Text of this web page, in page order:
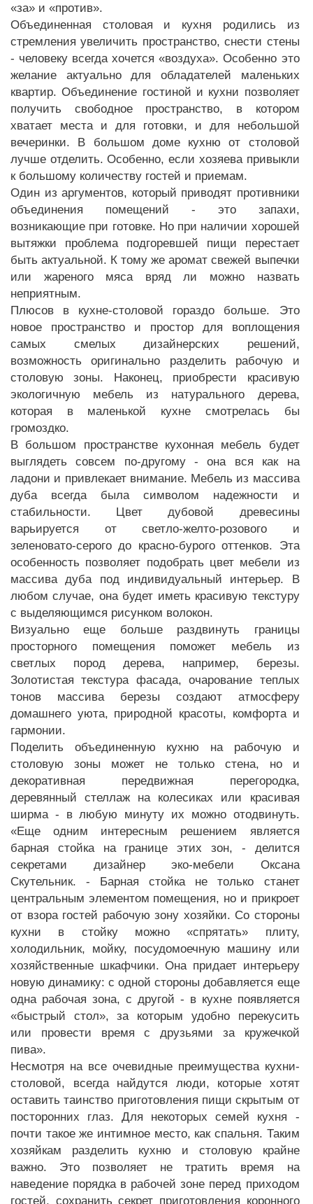
«за» и «против».
Объединенная столовая и кухня родились из
стремления увеличить пространство, снести стены
- человеку всегда хочется «воздуха». Особенно это
желание актуально для обладателей маленьких
квартир. Объединение гостиной и кухни позволяет
получить свободное пространство, в котором
хватает места и для готовки, и для небольшой
вечеринки. В большом доме кухню от столовой
лучше отделить. Особенно, если хозяева привыкли
к большому количеству гостей и приемам.
Один из аргументов, который приводят противники
объединения помещений - это запахи,
возникающие при готовке. Но при наличии хорошей
вытяжки проблема подгоревшей пищи перестает
быть актуальной. К тому же аромат свежей выпечки
или жареного мяса вряд ли можно назвать
неприятным.
Плюсов в кухне-столовой гораздо больше. Это
новое пространство и простор для воплощения
самых смелых дизайнерских решений,
возможность оригинально разделить рабочую и
столовую зоны. Наконец, приобрести красивую
экологичную мебель из натурального дерева,
которая в маленькой кухне смотрелась бы
громоздко.
В большом пространстве кухонная мебель будет
выглядеть совсем по-другому - она вся как на
ладони и привлекает внимание. Мебель из массива
дуба всегда была символом надежности и
стабильности. Цвет дубовой древесины
варьируется от светло-желто-розового и
зеленовато-серого до красно-бурого оттенков. Эта
особенность позволяет подобрать цвет мебели из
массива дуба под индивидуальный интерьер. В
любом случае, она будет иметь красивую текстуру
с выделяющимся рисунком волокон.
Визуально еще больше раздвинуть границы
просторного помещения поможет мебель из
светлых пород дерева, например, березы.
Золотистая текстура фасада, очарование теплых
тонов массива березы создают атмосферу
домашнего уюта, природной красоты, комфорта и
гармонии.
Поделить объединенную кухню на рабочую и
столовую зоны может не только стена, но и
декоративная передвижная перегородка,
деревянный стеллаж на колесиках или красивая
ширма - в любую минуту их можно отодвинуть.
«Еще одним интересным решением является
барная стойка на границе этих зон, - делится
секретами дизайнер эко-мебели Оксана
Скутельник. - Барная стойка не только станет
центральным элементом помещения, но и прикроет
от взора гостей рабочую зону хозяйки. Со стороны
кухни в стойку можно «спрятать» плиту,
холодильник, мойку, посудомоечную машину или
хозяйственные шкафчики. Она придает интерьеру
новую динамику: с одной стороны добавляется еще
одна рабочая зона, с другой - в кухне появляется
«быстрый стол», за которым удобно перекусить
или провести время с друзьями за кружечкой
пива».
Несмотря на все очевидные преимущества кухни-
столовой, всегда найдутся люди, которые хотят
оставить таинство приготовления пищи скрытым от
посторонних глаз. Для некоторых семей кухня -
почти такое же интимное место, как спальня. Таким
хозяйкам разделить кухню и столовую крайне
важно. Это позволяет не тратить время на
наведение порядка в рабочей зоне перед приходом
гостей, сохранить секрет приготовления коронного